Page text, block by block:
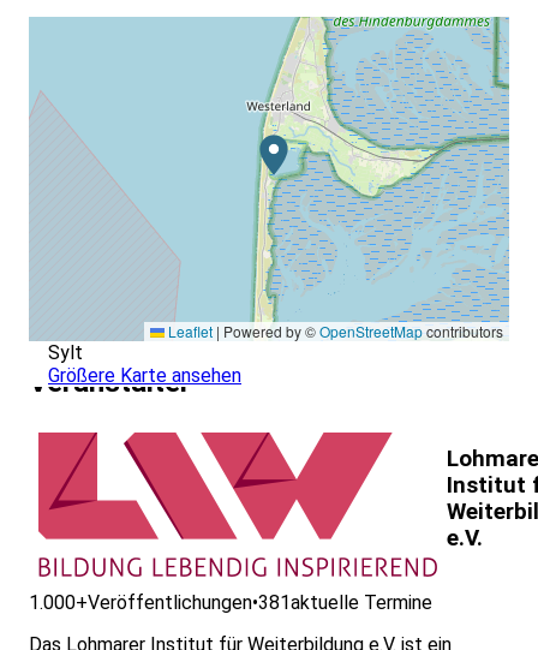
Leaflet | Powered by ©OpenStreetMapcontributors
Sylt
Größere Karte ansehen
Veranstalter
Institut
e.V.
1.000+Veröffentlichungen•381aktuelle Termine
Das Lohmarer Institut für Weiterbildung e.V. ist ein